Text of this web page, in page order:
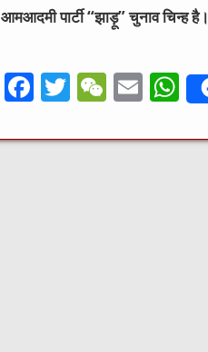
आमआदमी पार्टी “झाड़ू” चुनाव चिन्ह है।
F
c
T
it
W
C
E
ai
W
at